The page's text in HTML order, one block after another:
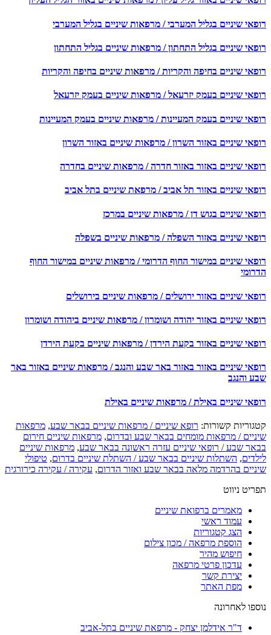
שיניים בגליל המערבי / מרפאות שיניים בגליל המערבי
שיניים בגליל התחתון / מרפאות שיניים בגליל התחתון
שיניים בחיפה והקריות / מרפאות שיניים בחיפה והקריות
שיניים בעמק יזרעאל / מרפאות שיניים בעמק יזרעאל
שיניים בעמק המעיינות / מרפאות שיניים בעמק המעיינות
שיניים באזור השרון / מרפאות שיניים באזור השרון
שיניים באזור באזור חדרה / מרפאות שיניים בחדרה
שיניים באזור תל אביב / מרפאת שיניים בתל אביב
שיניים בגוש דן / מרפאות שיניים במרכז
שיניים באזור השפלה / מרפאות שיניים בשפלה
שיניים במישור החוף הדרומי / מרפאות שיניים במישור החוף
שיניים באזור ירושלים / מרפאות שיניים בירושלים
שיניים באזור יהודה ושומרון / מרפאות שיניים ביהודה ושומרון
שיניים באזור בקעת הירדן / מרפאות שיניים בקעת הירדן
שיניים באזור באזור באר שבע והנגב / מרפאות שיניים באזור באר
והנגב
שיניים באילת / מרפאות שיניים באילת
קשורות:רופא שיניים / מרפאות שיניים בבאר שבע,מרפאות
/ מרפאות מומחים בבאר שבע ובדרום,מרפאות שיניים חירום
שבע / רופאי שיניים עזרה ראשונה בבאר שבע,מרפאות שיניים
,השתלות שיניים בבאר שבע / השתלת שיניים בדרום,טיפולי
בהרדמה מלאה בבאר שבע ואזור הדרום,עקירה / עקירה כירורגית
ניווט
מאמרים ברפואת שיניים
עמוד ראשי
הצג קטגוריות
הוספת מרפאה / מכון צילום
חיפוש מהיר
עדכון פרטי מרפאה
יצירת קשר
מפת האתר
לאחרונה
ד"ר אידלמן יצחק - מרפאת שיניים בתל-אביב